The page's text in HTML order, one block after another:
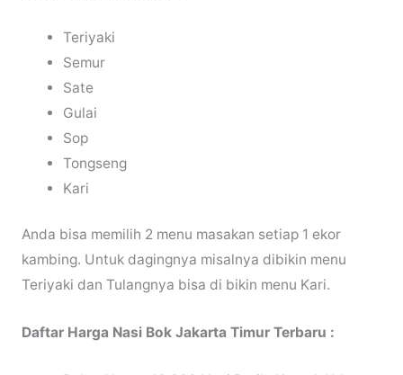
Teriyaki
Semur
Sate
Gulai
Sop
Tongseng
Kari
Anda bisa memilih 2 menu masakan setiap 1 ekor
kambing. Untuk dagingnya misalnya dibikin menu
Teriyaki dan Tulangnya bisa di bikin menu Kari.
Daftar Harga Nasi Bok Jakarta Timur Terbaru :